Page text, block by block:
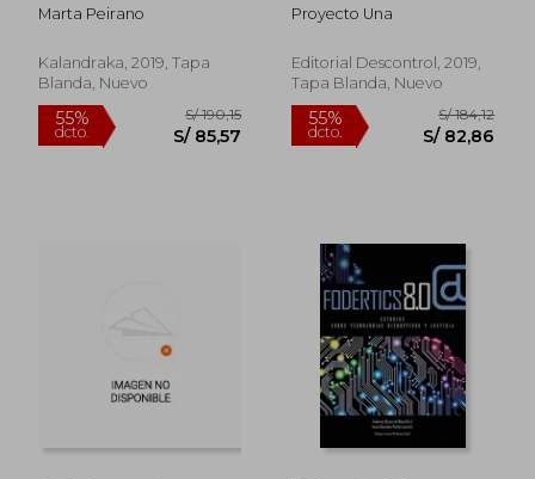
55%
dcto.
Marta Peirano
Kalandraka, 2019, Tapa
Blanda, Nuevo
Proyecto Una
Editorial Descontrol, 2019,
Tapa Blanda, Nuevo